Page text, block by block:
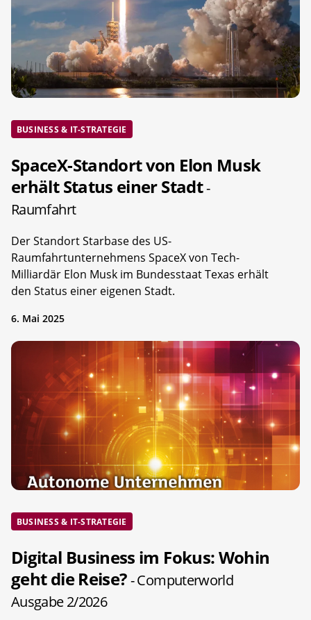
BUSINESS & IT-STRATEGIE
SpaceX-Standort von Elon Musk
erhält Status einer Stadt-
Raumfahrt
Der Standort Starbase des US-
Raumfahrtunternehmens SpaceX von Tech-
Milliardär Elon Musk im Bundesstaat Texas erhält
den Status einer eigenen Stadt.
6. Mai 2025
BUSINESS & IT-STRATEGIE
Digital Business im Fokus: Wohin
geht die Reise?- Computerworld
Ausgabe 2/2026